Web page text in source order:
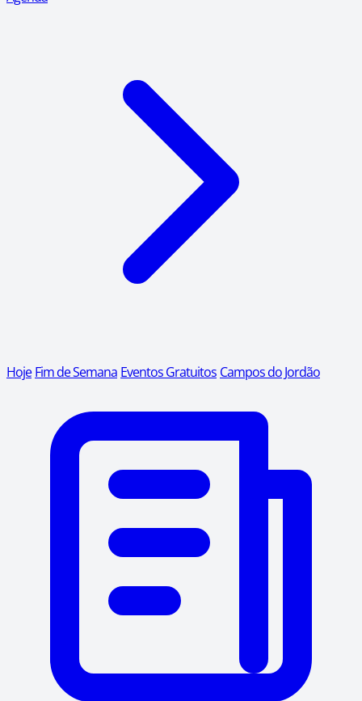
Hoje Fim de Semana Eventos Gratuitos Campos do Jordão